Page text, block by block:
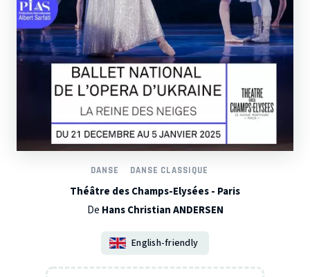
DANSE DANSE CLASSIQUE
Théâtre des Champs-Elysées - Paris
De Hans Christian ANDERSEN
English-friendly